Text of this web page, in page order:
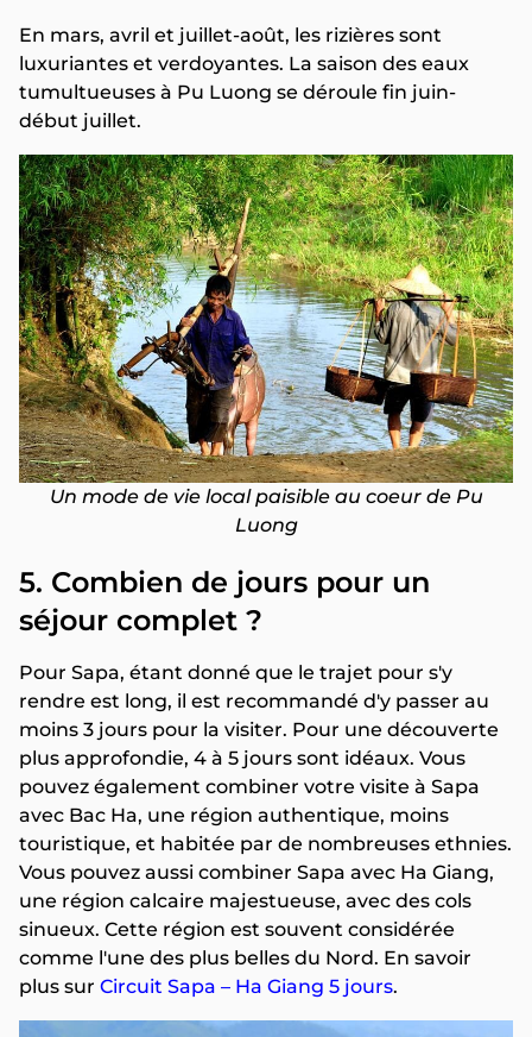
En mars, avril et juillet-août, les rizières sont
luxuriantes et verdoyantes. La saison des eaux
tumultueuses à Pu Luong se déroule fin juin-
début juillet.
Un mode de vie local paisible au coeur de Pu
Luong
5. Combien de jours pour un
séjour complet ?
Pour Sapa, étant donné que le trajet pour s'y
rendre est long, il est recommandé d'y passer au
moins 3 jours pour la visiter. Pour une découverte
plus approfondie, 4 à 5 jours sont idéaux. Vous
pouvez également combiner votre visite à Sapa
avec Bac Ha, une région authentique, moins
touristique, et habitée par de nombreuses ethnies.
Vous pouvez aussi combiner Sapa avec Ha Giang,
une région calcaire majestueuse, avec des cols
sinueux. Cette région est souvent considérée
comme l'une des plus belles du Nord. En savoir
plus sur Circuit Sapa – Ha Giang 5 jours.